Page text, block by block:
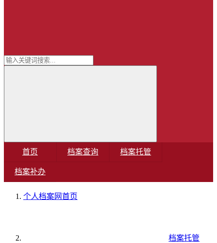
首页 档案查询 档案托管
档案补办
个人档案网首页
档案托管